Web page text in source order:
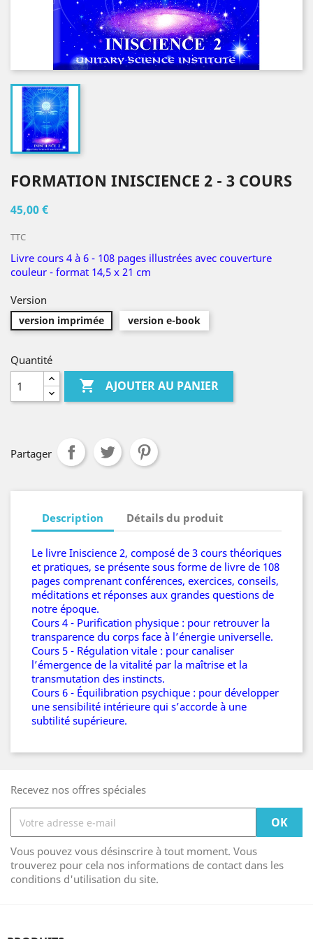
FORMATION INISCIENCE 2 - 3 COURS
45,00 €
TTC
Livre cours 4 à 6 - 108 pages illustrées avec couverture
couleur - format 14,5 x 21 cm
Version
version imprimée version e-book
Quantité
 AJOUTER AU PANIER
Partager
Description Détails du produit
Le livre Iniscience 2, composé de 3 cours théoriques
et pratiques, se présente sous forme de livre de 108
pages comprenant conférences, exercices, conseils,
méditations et réponses aux grandes questions de
notre époque.
Cours 4 - Purification physique : pour retrouver la
transparence du corps face à l’énergie universelle.
Cours 5 - Régulation vitale : pour canaliser
l’émergence de la vitalité par la maîtrise et la
transmutation des instincts.
Cours 6 - Équilibration psychique : pour développer
une sensibilité intérieure qui s’accorde à une
subtilité supérieure.
Recevez nos offres spéciales
Vous pouvez vous désinscrire à tout moment. Vous
trouverez pour cela nos informations de contact dans les
conditions d'utilisation du site.